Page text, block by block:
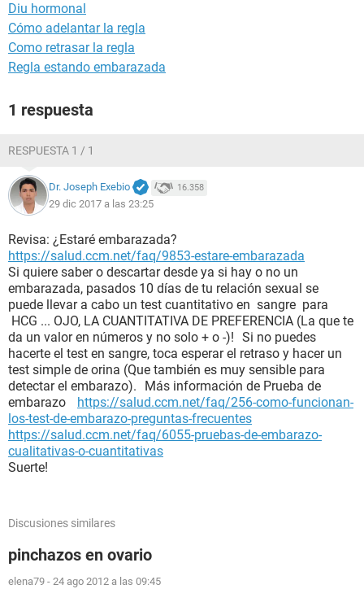
Diu hormonal
Cómo adelantar la regla
Como retrasar la regla
Regla estando embarazada
1 respuesta
RESPUESTA 1 / 1
Dr. Joseph Exebio 16.358
29 dic 2017 a las 23:25
Revisa: ¿Estaré embarazada?
https://salud.ccm.net/faq/9853-estare-embarazada
Si quiere saber o descartar desde ya si hay o no un
embarazada, pasados 10 días de tu relación sexual se
puede llevar a cabo un test cuantitativo en sangre para
HCG ... OJO, LA CUANTITATIVA DE PREFERENCIA (La que te
da un valor en números y no solo + o -)! Si no puedes
hacerte el test en sangre, toca esperar el retraso y hacer un
test simple de orina (Que también es muy sensible para
detectar el embarazo). Más información de Prueba de
embarazo https://salud.ccm.net/faq/256-como-funcionan-
los-test-de-embarazo-preguntas-frecuentes
https://salud.ccm.net/faq/6055-pruebas-de-embarazo-
cualitativas-o-cuantitativas
Suerte!
Discusiones similares
pinchazos en ovario
elena79 - 24 ago 2012 a las 09:45